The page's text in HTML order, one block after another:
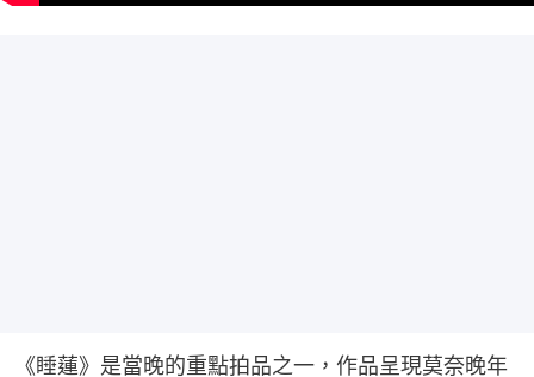
《睡蓮》是當晚的重點拍品之一，作品呈現莫奈晚年